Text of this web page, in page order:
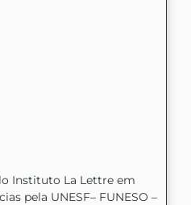
Instituto La Lettre em
pela UNESF– FUNESO –